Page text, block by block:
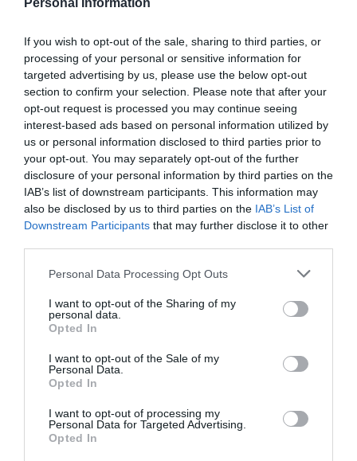
Personal Information
If you wish to opt-out of the sale, sharing to third parties, or
processing of your personal or sensitive information for
targeted advertising by us, please use the below opt-out
section to confirm your selection. Please note that after your
opt-out request is processed you may continue seeing
interest-based ads based on personal information utilized by
us or personal information disclosed to third parties prior to
your opt-out. You may separately opt-out of the further
disclosure of your personal information by third parties on the
IAB’s list of downstream participants. This information may
also be disclosed by us to third parties on the IAB’s List of
Downstream Participants that may further disclose it to other
Personal Data Processing Opt Outs
I want to opt-out of the Sharing of my
personal data.
Opted In
I want to opt-out of the Sale of my
Personal Data.
Opted In
I want to opt-out of processing my
Personal Data for Targeted Advertising.
Opted In
Artículos anteriores
DIARIO DE LA CORRUPCIÓN SANCHISTA
Diario de la corrupción sanchista. Hazte
Oír se manifiesta delante de La Mareta:
“Pedro Sánchez es un criminal”
por Redacción
Artículos anteriores
Opinión
por Eulogio López